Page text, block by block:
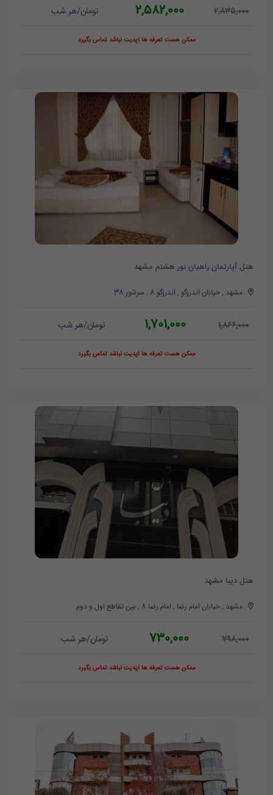
2,835,000
2,582,000 تومان/هر شب
ممکن هست تعرفه ها آپدیت نباشد تماس بگیرد
هتل آپارتمان راهیان نور هشتم مشهد
مشهد , خیابان اندرزگو , اندرزگو 8 , سرشور 38
1,866,000
1,701,000 تومان/هر شب
ممکن هست تعرفه ها آپدیت نباشد تماس بگیرد
هتل دیبا مشهد
مشهد , خیابان امام رضا , امام رضا 8 , بین تقاطع اول و دوم
798,000
730,000 تومان/هر شب
ممکن هست تعرفه ها آپدیت نباشد تماس بگیرد